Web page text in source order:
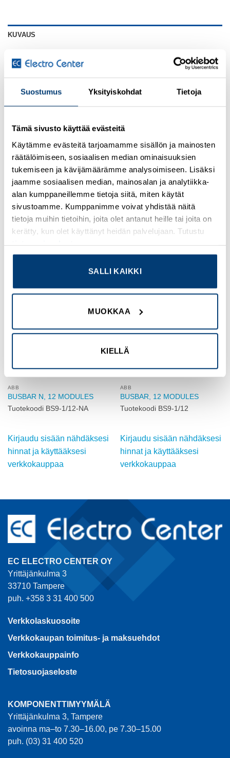
Suostumus Yksityiskohdat Tietoja
Tämä sivusto käyttää evästeitä
Käytämme evästeitä tarjoamamme sisällön ja mainosten
räätälöimiseen, sosiaalisen median ominaisuuksien
tukemiseen ja kävijämäärämme analysoimiseen. Lisäksi
jaamme sosiaalisen median, mainosalan ja analytiikka-
alan kumppaneillemme tietoja siitä, miten käytät
sivustoamme. Kumppanimme voivat yhdistää näitä
tietoja muihin tietoihin, joita olet antanut heille tai joita on
kerätty, kun olet käyttänyt heidän palvelujaan. Tutustu
SALLI KAIKKI
MUOKKAA
KIELLÄ
KUVAUS
System pro M compact S200 miniature circuit breakers are
overload protection and the electromechanic tripping
in different characteristics (B,C,D,K,Z), configurations
at 230/400 V AC) and rated currents (up to 63A). All MCBs
of the product range S200 comply with IEC/EN 60898-1,
IEC/EN 60947-2, UL1077 allowing the use for residential,
commercial and industrial applications. Bottom-fitting
auxiliary contact can be mounted on S200 to save 50%
space.
wishlist
ABB
BUSBAR N, 12 MODULES
Tuotekoodi BS9-1/12-NA
Kirjaudu sisään nähdäksesi
hinnat ja käyttääksesi
verkkokauppaa
ABB
BUSBAR, 12 MODULES
Tuotekoodi BS9-1/12
Kirjaudu sisään nähdäksesi
hinnat ja käyttääksesi
verkkokauppaa
EC ELECTRO CENTER OY
Yrittäjänkulma 3
33710 Tampere
puh. +358 3 31 400 500
Verkkolaskuosoite
Verkkokaupan toimitus- ja maksuehdot
Verkkokauppainfo
Tietosuojaseloste
KOMPONENTTIMYYMÄLÄ
Yrittäjänkulma 3, Tampere
avoinna ma–to 7.30–16.00, pe 7.30–15.00
puh. (03) 31 400 520